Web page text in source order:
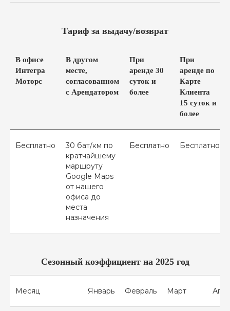
Тариф за выдачу/возврат
В офисе
Интегра
Моторс
В другом
месте,
согласованном
с Арендатором
При
аренде 30
суток и
более
При
аренде по
Карте
Клиента
15 суток и
более
Бесплатно
30 бат/км по
кратчайшему
маршруту
Google Maps
от нашего
офиса до
места
назначения
Бесплатно Бесплатно
Сезонный коэффициент на 2025 год
Месяц Январь Февраль Март
ГРУППА КОМПАНИЙ ИНТЕГРА
УСЛОВИЯ АРЕНДЫ